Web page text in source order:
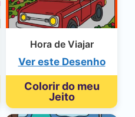
Hora de Viajar
Ver este Desenho
Colorir do meu
Jeito